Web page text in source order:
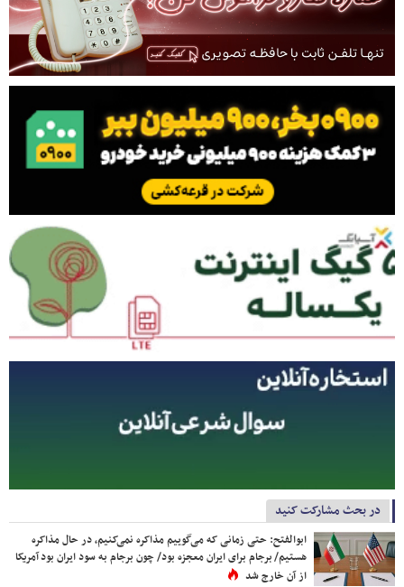
در بحث مشارکت کنید
ابوالفتح: حتی زمانی که می‌گوییم مذاکره نمی‌کنیم، در حال مذاکره
هستیم/ برجام برای ایران معجزه بود/ چون برجام به سود ایران بود آمریکا
از آن خارج شد